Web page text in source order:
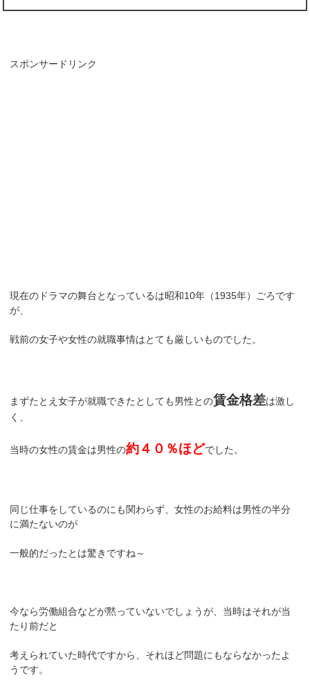
スポンサードリンク
現在のドラマの舞台となっているは昭和10年（1935年）ごろです
が、
戦前の女子や女性の就職事情はとても厳しいものでした。
まずたとえ女子が就職できたとしても男性との賃金格差は激し
く、
当時の女性の賃金は男性の約４０％ほどでした。
同じ仕事をしているのにも関わらず、女性のお給料は男性の半分
に満たないのが
一般的だったとは驚きですね～
今なら労働組合などが黙っていないでしょうが、当時はそれが当
たり前だと
考えられていた時代ですから、それほど問題にもならなかったよ
うです。